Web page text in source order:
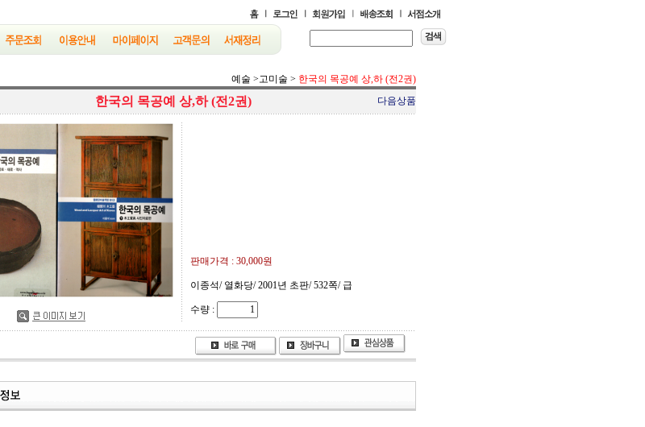
예술 >고미술 > 한국의 목공예 상,하 (전2권)
한국의 목공예 상,하 (전2권) 다음상품
판매가격 : 30,000원
이종석/ 열화당/ 2001년 초판/ 532쪽/ 급
수량 :